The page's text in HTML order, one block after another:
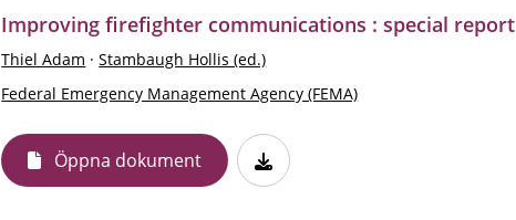
Improving firefighter communications : special report
Thiel Adam · Stambaugh Hollis (ed.)
Federal Emergency Management Agency (FEMA)
Öppna dokument